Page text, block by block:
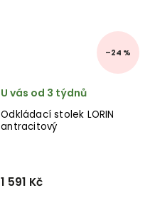
–24 %
Odkládací stolek LORIN
antracitový
U vás od 3 týdnů
1 591 Kč